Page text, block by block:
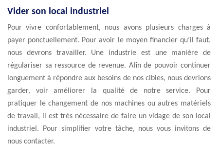
Vider son local industriel
Pour vivre confortablement, nous avons plusieurs charges à
payer ponctuellement. Pour avoir le moyen financier qu’il faut,
nous devrons travailler. Une industrie est une manière de
régulariser sa ressource de revenue. Afin de pouvoir continuer
longuement à répondre aux besoins de nos cibles, nous devrions
garder, voir améliorer la qualité de notre service. Pour
pratiquer le changement de nos machines ou autres matériels
de travail, il est très nécessaire de faire un vidage de son local
industriel. Pour simplifier votre tâche, nous vous invitons de
nous contacter.